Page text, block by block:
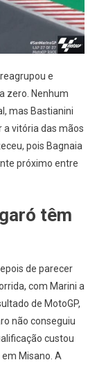
e
zero. Nenhum
mas Bastianini
a vitória das mãos
pois Bagnaia
próximo entre
têm
de parecer
com Marini a
de MotoGP,
não conseguiu
custou
Misano. A